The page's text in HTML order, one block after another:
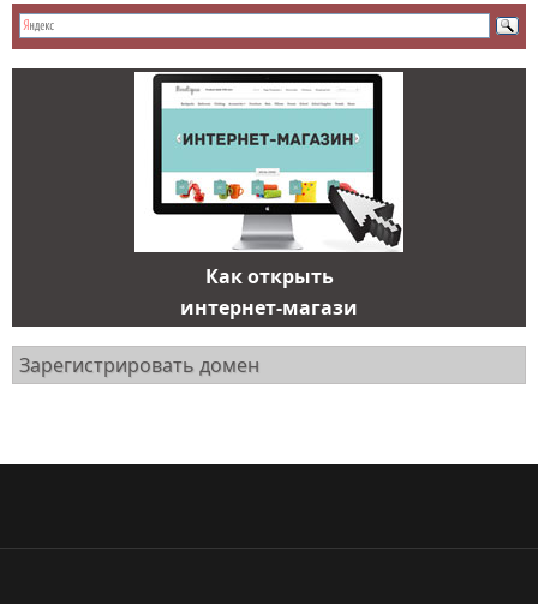
Как открыть
интернет-магази
Зарегистрировать домен